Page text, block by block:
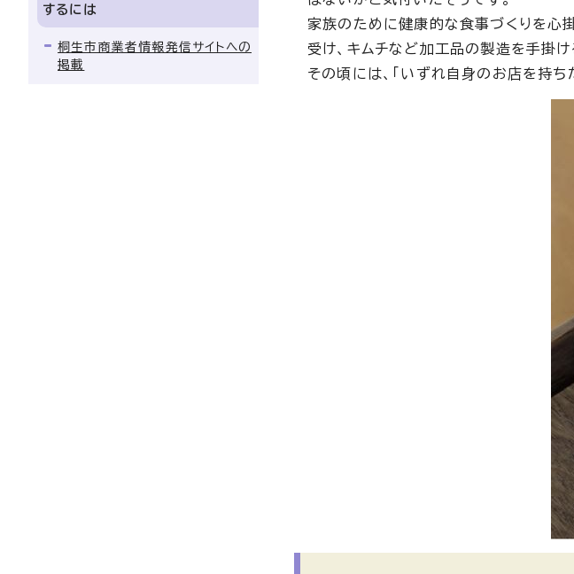
家族のために健康的な食事づくりを心
受け、キムチなど加工品の製造を手掛け
その頃には、「いずれ自身のお店を持
するには
桐生市商業者情報発信サイトへの
掲載